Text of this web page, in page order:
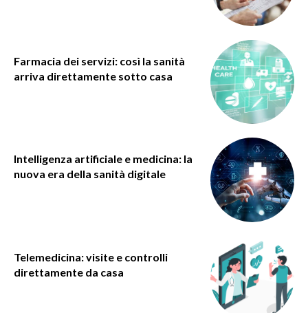
Farmacia dei servizi: così la sanità
arriva direttamente sotto casa
Intelligenza artificiale e medicina: la
nuova era della sanità digitale
Telemedicina: visite e controlli
direttamente da casa